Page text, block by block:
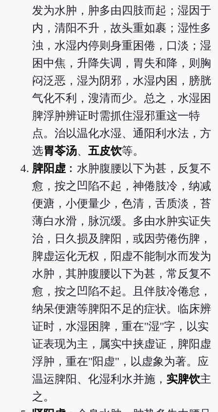
发为水肿，肿多由四肢而起；湿因于
内，清阳不升，故头重如裹；湿性多
浊，水湿内停则身重困倦，口淡；湿
困中焦，升降失调，胃失和降，则胸
闷泛恶，湿为阴邪，水湿内困，膀胱
气化不利，溲清而少。总之，水湿困
脾浮肿辨证时需抓住湿邪重这一特
点。治以温化水湿、通阳利水法，方
选胃苓汤、五皮饮等。
脾阳虚 ︰水肿腹腰以下为甚，反复不
愈，按之凹陷不起，神倦肢冷，纳减
便溏，小便量少，色清，舌质淡，苔
薄白水滑，脉沉缓。多由水肿实证失
治，日久损及脾阳，或因劳倦伤脾，
脾虚运化无权，阳虚不能制水而发为
水肿，其肿腹腰以下为甚，常反复不
愈，按之凹陷不起。且伴肢冷倦怠，
纳呆便溏等脾阳不足的症状。临床辨
证时，水湿困脾，重在"湿"字，以实
证表现为主，属实中挟虚证，脾阳虚
浮肿，重在"阳虚"，以虚象为著。应
温运脾阳、化湿利水并施， 实脾饮主
之。